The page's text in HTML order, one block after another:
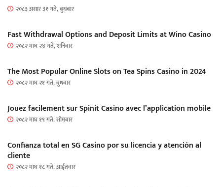
२०८३ असार ३१ गते, बुधबार
Fast Withdrawal Options and Deposit Limits at Wino Casino
२०८२ माघ २४ गते, शनिबार
The Most Popular Online Slots on Tea Spins Casino in 2024
२०८२ माघ २१ गते, बुधबार
Jouez facilement sur Spinit Casino avec l’application mobile
२०८२ माघ १९ गते, सोमबार
Confianza total en SG Casino por su licencia y atención al
cliente
२०८२ माघ १८ गते, आईतवार